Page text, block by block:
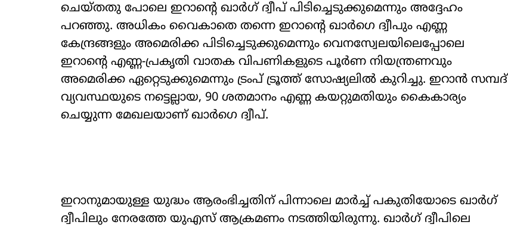
ചെയ്തതു പോലെ ഇറാന്‍റെ ഖാർഗ് ദ്വീപ് പിടിച്ചെടുക്കുമെന്നും അദ്ദേഹം
പറഞ്ഞു. അധികം വൈകാതെ തന്നെ ഇറാന്‍റെ ഖാർഗെ ദ്വീപും എണ്ണ
കേന്ദ്രങ്ങളും അമെരിക്ക പിടിച്ചെടുക്കുമെന്നും വെനസ്വേലയിലെപ്പോലെ
ഇറാന്‍റെ എണ്ണ-പ്രകൃതി വാതക വിപണികളുടെ പൂർണ നിയന്ത്രണവും
അമെരിക്ക ഏറ്റെടുക്കുമെന്നും ട്രംപ് ട്രൂത്ത് സോഷ്യലിൽ കുറിച്ചു. ഇറാന്‍ സമ്പദ്
വ്യവസ്ഥയുടെ നട്ടെല്ലായ, 90 ശതമാനം എണ്ണ കയറ്റുമതിയും കൈകാര്യം
ചെയ്യുന്ന മേഖലയാണ് ഖാർഗെ ദ്വീപ്.
ഇറാനുമായുള്ള യുദ്ധം ആരംഭിച്ചതിന് പിന്നാലെ മാർച്ച് പകുതിയോടെ ഖാർഗ്
ദ്വീപിലും നേരത്തേ യുഎസ് ആക്രമണം നടത്തിയിരുന്നു. ഖാർഗ് ദ്വീപിലെ